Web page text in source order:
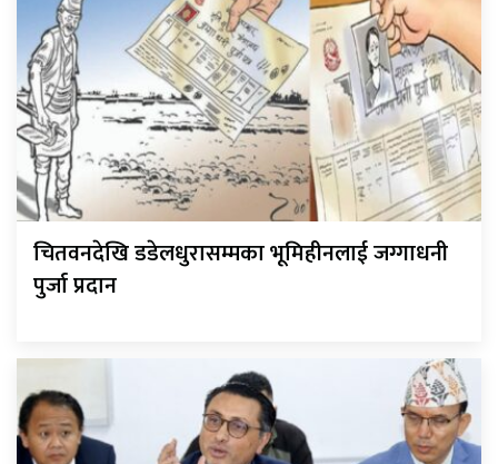
चितवनदेखि डडेलधुरासम्मका भूमिहीनलाई जग्गाधनी
पुर्जा प्रदान